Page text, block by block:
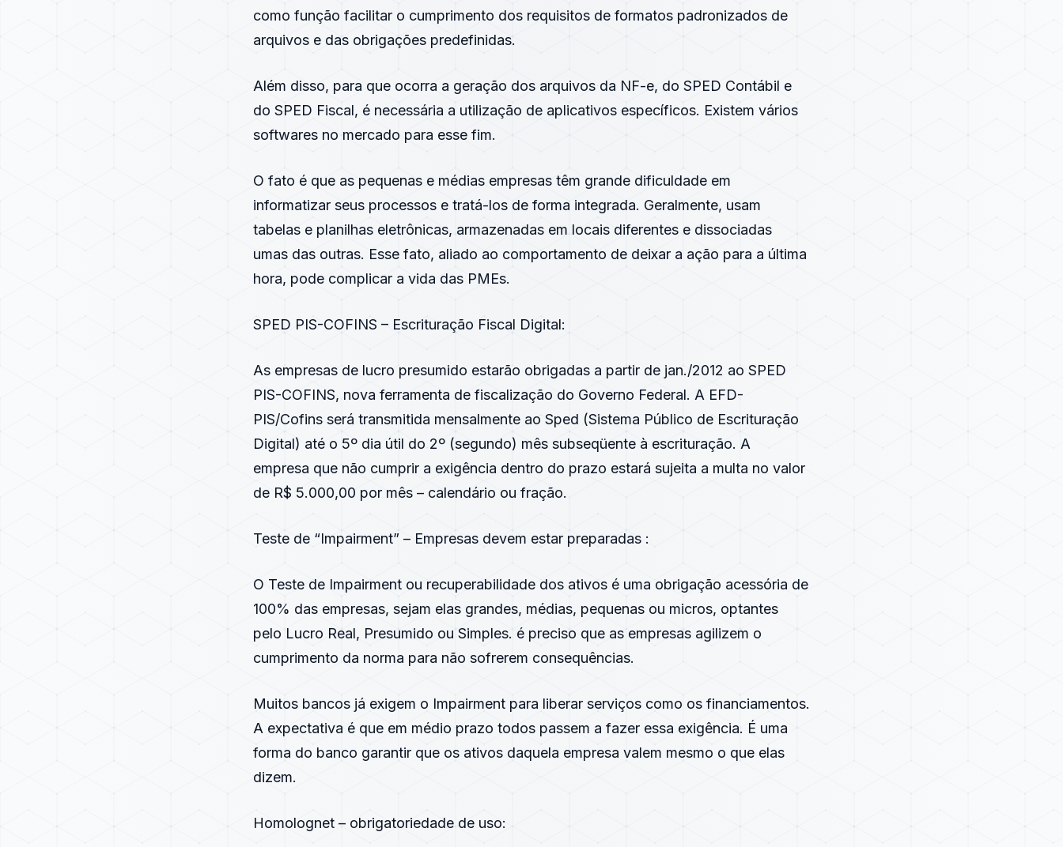
como função facilitar o cumprimento dos requisitos de formatos padronizados de
arquivos e das obrigações predefinidas.
Além disso, para que ocorra a geração dos arquivos da NF-e, do SPED Contábil e
do SPED Fiscal, é necessária a utilização de aplicativos específicos. Existem vários
softwares no mercado para esse fim.
O fato é que as pequenas e médias empresas têm grande dificuldade em
informatizar seus processos e tratá-los de forma integrada. Geralmente, usam
tabelas e planilhas eletrônicas, armazenadas em locais diferentes e dissociadas
umas das outras. Esse fato, aliado ao comportamento de deixar a ação para a última
hora, pode complicar a vida das PMEs.
SPED PIS-COFINS – Escrituração Fiscal Digital:
As empresas de lucro presumido estarão obrigadas a partir de jan./2012 ao SPED
PIS-COFINS, nova ferramenta de fiscalização do Governo Federal. A EFD-
PIS/Cofins será transmitida mensalmente ao Sped (Sistema Público de Escrituração
Digital) até o 5º dia útil do 2º (segundo) mês subseqüente à escrituração. A
empresa que não cumprir a exigência dentro do prazo estará sujeita a multa no valor
de R$ 5.000,00 por mês – calendário ou fração.
Teste de “Impairment” – Empresas devem estar preparadas :
O Teste de Impairment ou recuperabilidade dos ativos é uma obrigação acessória de
100% das empresas, sejam elas grandes, médias, pequenas ou micros, optantes
pelo Lucro Real, Presumido ou Simples. é preciso que as empresas agilizem o
cumprimento da norma para não sofrerem consequências.
Muitos bancos já exigem o Impairment para liberar serviços como os financiamentos.
A expectativa é que em médio prazo todos passem a fazer essa exigência. É uma
forma do banco garantir que os ativos daquela empresa valem mesmo o que elas
dizem.
Homolognet – obrigatoriedade de uso: